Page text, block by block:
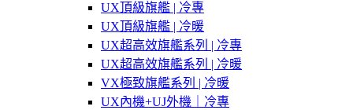
UX頂級旗艦 | 冷專
UX頂級旗艦 | 冷暖
UX超高效旗艦系列 | 冷專
UX超高效旗艦系列 | 冷暖
VX極致旗艦系列 | 冷暖
UX內機+UJ外機｜冷專